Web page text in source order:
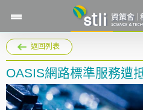
返回列表
OASIS網路標準服務遭